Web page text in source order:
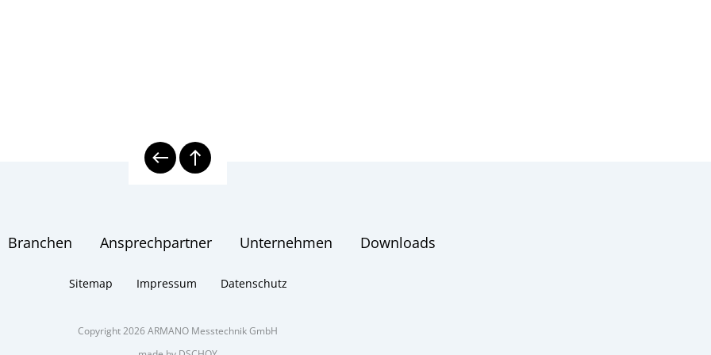
Branchen Ansprechpartner Unternehmen Downloads
Sitemap Impressum Datenschutz
Copyright 2026 ARMANO Messtechnik GmbH